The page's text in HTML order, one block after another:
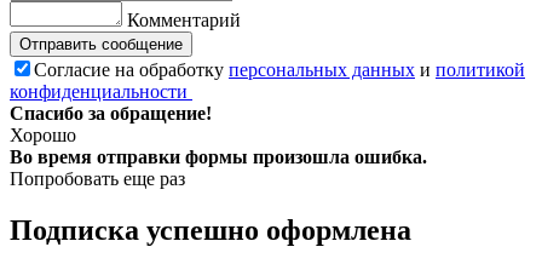
Комментарий
Отправить сообщение
Согласие на обработку персональных данных и политикой
конфиденциальности
Спасибо за обращение!
Хорошо
Во время отправки формы произошла ошибка.
Попробовать еще раз
Подписка успешно оформлена